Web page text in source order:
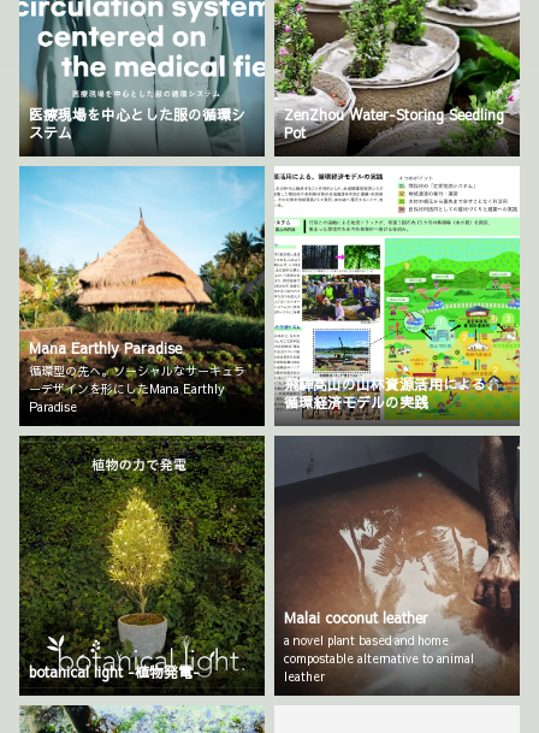
医療現場を中心とした服の循環シ
ステム
ZenZhou Water-Storing Seedling
Pot
Mana Earthly Paradise
循環型の先へ。ソーシャルなサーキュラ
ーデザインを形にしたMana Earthly
Paradise
飛騨高山の山林資源活用による、
循環経済モデルの実践
botanical light -植物発電-
Malai coconut leather
a novel plant based and home
compostable alternative to animal
leather